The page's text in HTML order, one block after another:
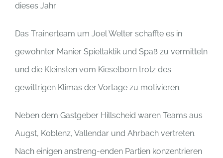
dieses Jahr.
Das Trainerteam um Joel Welter schaffte es in
gewohnter Manier Spieltaktik und Spaß zu vermitteln
und die Kleinsten vom Kieselborn trotz des
gewittrigen Klimas der Vortage zu motivieren.
Neben dem Gastgeber Hillscheid waren Teams aus
Augst, Koblenz, Vallendar und Ahrbach vertreten.
Nach einigen anstreng-enden Partien konzentrieren